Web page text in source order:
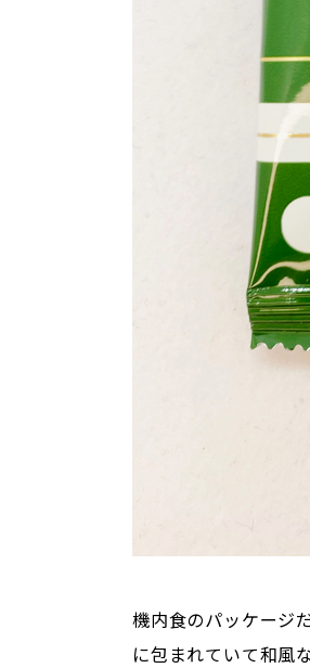
機内食のパッケージ
に包まれていて和風